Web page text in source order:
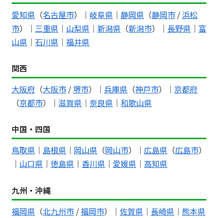
愛知県 （名古屋市）｜ 岐阜県 ｜ 静岡県 （静岡市 / 浜松
市）｜ 三重県 ｜ 山梨県 ｜ 新潟県 （新潟市）｜ 長野県 ｜ 富
山県 ｜ 石川県 ｜ 福井県
関西
大阪府 （大阪市 / 堺市）｜ 兵庫県 （神戸市）｜ 京都府
（京都市）｜ 滋賀県 ｜ 奈良県 ｜ 和歌山県
中国・四国
鳥取県 ｜ 島根県 ｜ 岡山県 （岡山市）｜ 広島県 （広島市）
｜ 山口県 ｜ 徳島県 ｜ 香川県 ｜ 愛媛県 ｜ 高知県
九州・沖縄
福岡県 （北九州市 /福岡市）｜ 佐賀県 ｜ 長崎県 ｜ 熊本県